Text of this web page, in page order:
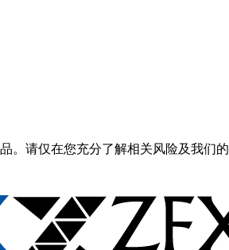
。请仅在您充分了解相关风险及我们的